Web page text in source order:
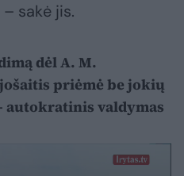
sakė jis.
dėl A. M.
priėmė be jokių
autokratinis valdymas